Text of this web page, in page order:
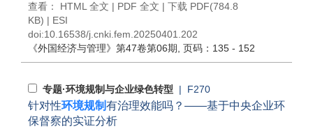
查看： HTML 全文 | PDF 全文 | 下载 PDF(784.8
KB) | ESI
doi:10.16538/j.cnki.fem.20250401.202
《外国经济与管理》 第47卷第06期 , 页码：135 - 152
专题·环境规制与企业绿色转型 | F270
针对性环境规制有治理效能吗？——基于中央企业环
保督察的实证分析